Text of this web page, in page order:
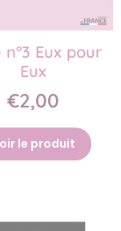
n°3 Eux pour
Eux
€2,00
le produit